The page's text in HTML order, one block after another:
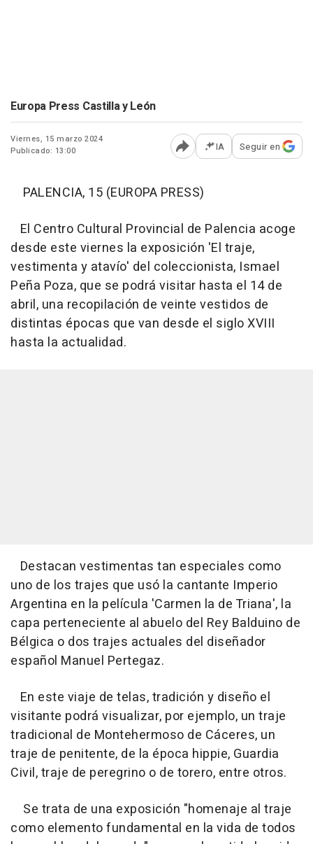
Europa Press Castilla y León
Viernes, 15 marzo 2024
Publicado: 13:00
Abrir opciones para
IA Seguir en
PALENCIA, 15 (EUROPA PRESS)
El Centro Cultural Provincial de Palencia acoge
desde este viernes la exposición 'El traje,
vestimenta y atavío' del coleccionista, Ismael
Peña Poza, que se podrá visitar hasta el 14 de
abril, una recopilación de veinte vestidos de
distintas épocas que van desde el siglo XVIII
hasta la actualidad.
Destacan vestimentas tan especiales como
uno de los trajes que usó la cantante Imperio
Argentina en la película 'Carmen la de Triana', la
capa perteneciente al abuelo del Rey Balduino de
Bélgica o dos trajes actuales del diseñador
español Manuel Pertegaz.
En este viaje de telas, tradición y diseño el
visitante podrá visualizar, por ejemplo, un traje
tradicional de Montehermoso de Cáceres, un
traje de penitente, de la época hippie, Guardia
Civil, traje de peregrino o de torero, entre otros.
Se trata de una exposición "homenaje al traje
como elemento fundamental en la vida de todos